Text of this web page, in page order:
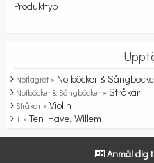
Produkttyp
Notlagret » Notböcker &
Notböcker & Sångböcker » Stråkar
Stråkar » Violin
T » Ten Have, Willem
Anmäl dig